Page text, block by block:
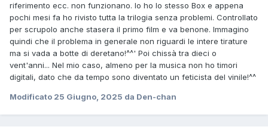
riferimento ecc. non funzionano. Io ho lo stesso Box e appena
pochi mesi fa ho rivisto tutta la trilogia senza problemi. Controllato
per scrupolo anche stasera il primo film e va benone. Immagino
quindi che il problema in generale non riguardi le intere tirature
ma si vada a botte di deretano!^^' Poi chissà tra dieci o
vent'anni... Nel mio caso, almeno per la musica non ho timori
digitali, dato che da tempo sono diventato un feticista del vinile!^^
Modificato 25 Giugno, 2025 da Den-chan